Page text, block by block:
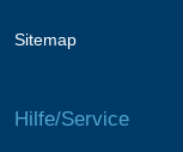
Sitemap
Hilfe/Service